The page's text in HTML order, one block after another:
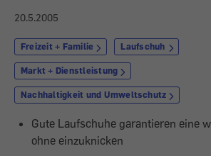
20.5.2005
Freizeit + Familie Laufschuh
Markt + Dienstleistung
Nachhaltigkeit und Umweltschutz
Gute Laufschuhe garantieren eine
ohne einzuknicken